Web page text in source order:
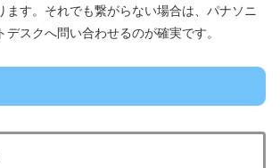
ます。それでも繋がらない場合は、パナソニ
デスクへ問い合わせるのが確実です。